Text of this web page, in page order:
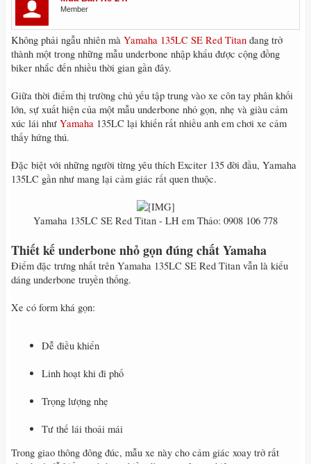
Member
Không phải ngẫu nhiên mà Yamaha 135LC SE Red Titan đang trở
thành một trong những mẫu underbone nhập khẩu được cộng đồng
biker nhắc đến nhiều thời gian gần đây.
Giữa thời điểm thị trường chủ yếu tập trung vào xe côn tay phân khối
lớn, sự xuất hiện của một mẫu underbone nhỏ gọn, nhẹ và giàu cảm
xúc lái như Yamaha 135LC lại khiến rất nhiều anh em chơi xe cảm
thấy hứng thú.
Đặc biệt với những người từng yêu thích Exciter 135 đời đầu, Yamaha
135LC gần như mang lại cảm giác rất quen thuộc.
Yamaha 135LC SE Red Titan - LH em Thảo: 0908 106 778​
Thiết kế underbone nhỏ gọn đúng chất Yamaha
Điểm đặc trưng nhất trên Yamaha 135LC SE Red Titan vẫn là kiểu
dáng underbone truyền thống.
Xe có form khá gọn:
Dễ điều khiển
Linh hoạt khi đi phố
Trọng lượng nhẹ
Tư thế lái thoải mái
Trong giao thông đông đúc, mẫu xe này cho cảm giác xoay trở rất